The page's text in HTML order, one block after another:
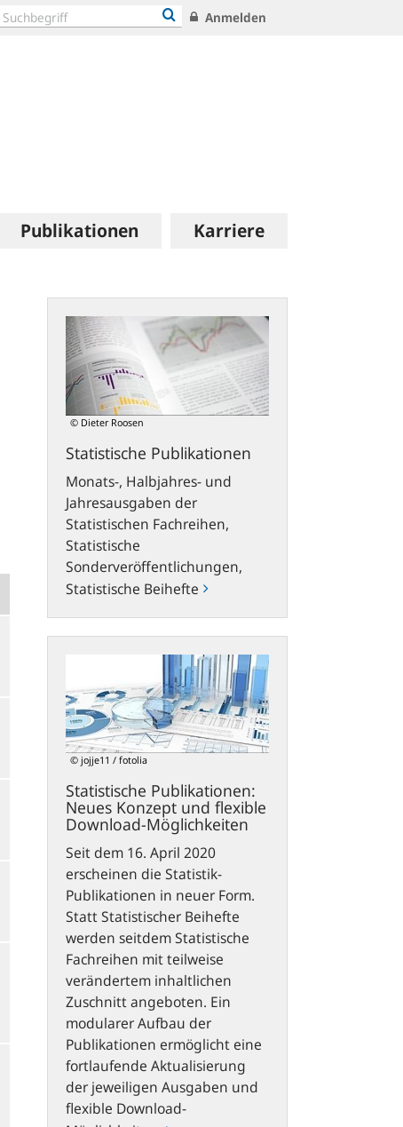
Anmelden
Publikationen Karriere
© Dieter Roosen
Statistische Publikationen
Monats-, Halbjahres- und
Jahresausgaben der
Statistischen Fachreihen,
Statistische
Sonderveröffentlichungen,
Statistische Beihefte
Publikationen
© jojje11 / fotolia
Statistische Publikationen:
Neues Konzept und flexible
Download-Möglichkeiten
Seit dem 16. April 2020
erscheinen die Statistik-
Publikationen in neuer Form.
Statt Statistischer Beihefte
werden seitdem Statistische
Fachreihen mit teilweise
verändertem inhaltlichen
Zuschnitt angeboten. Ein
modularer Aufbau der
Publikationen ermöglicht eine
fortlaufende Aktualisierung
der jeweiligen Ausgaben und
flexible Download-
Neues
Konzept
und
flexible
Möglichkeiten